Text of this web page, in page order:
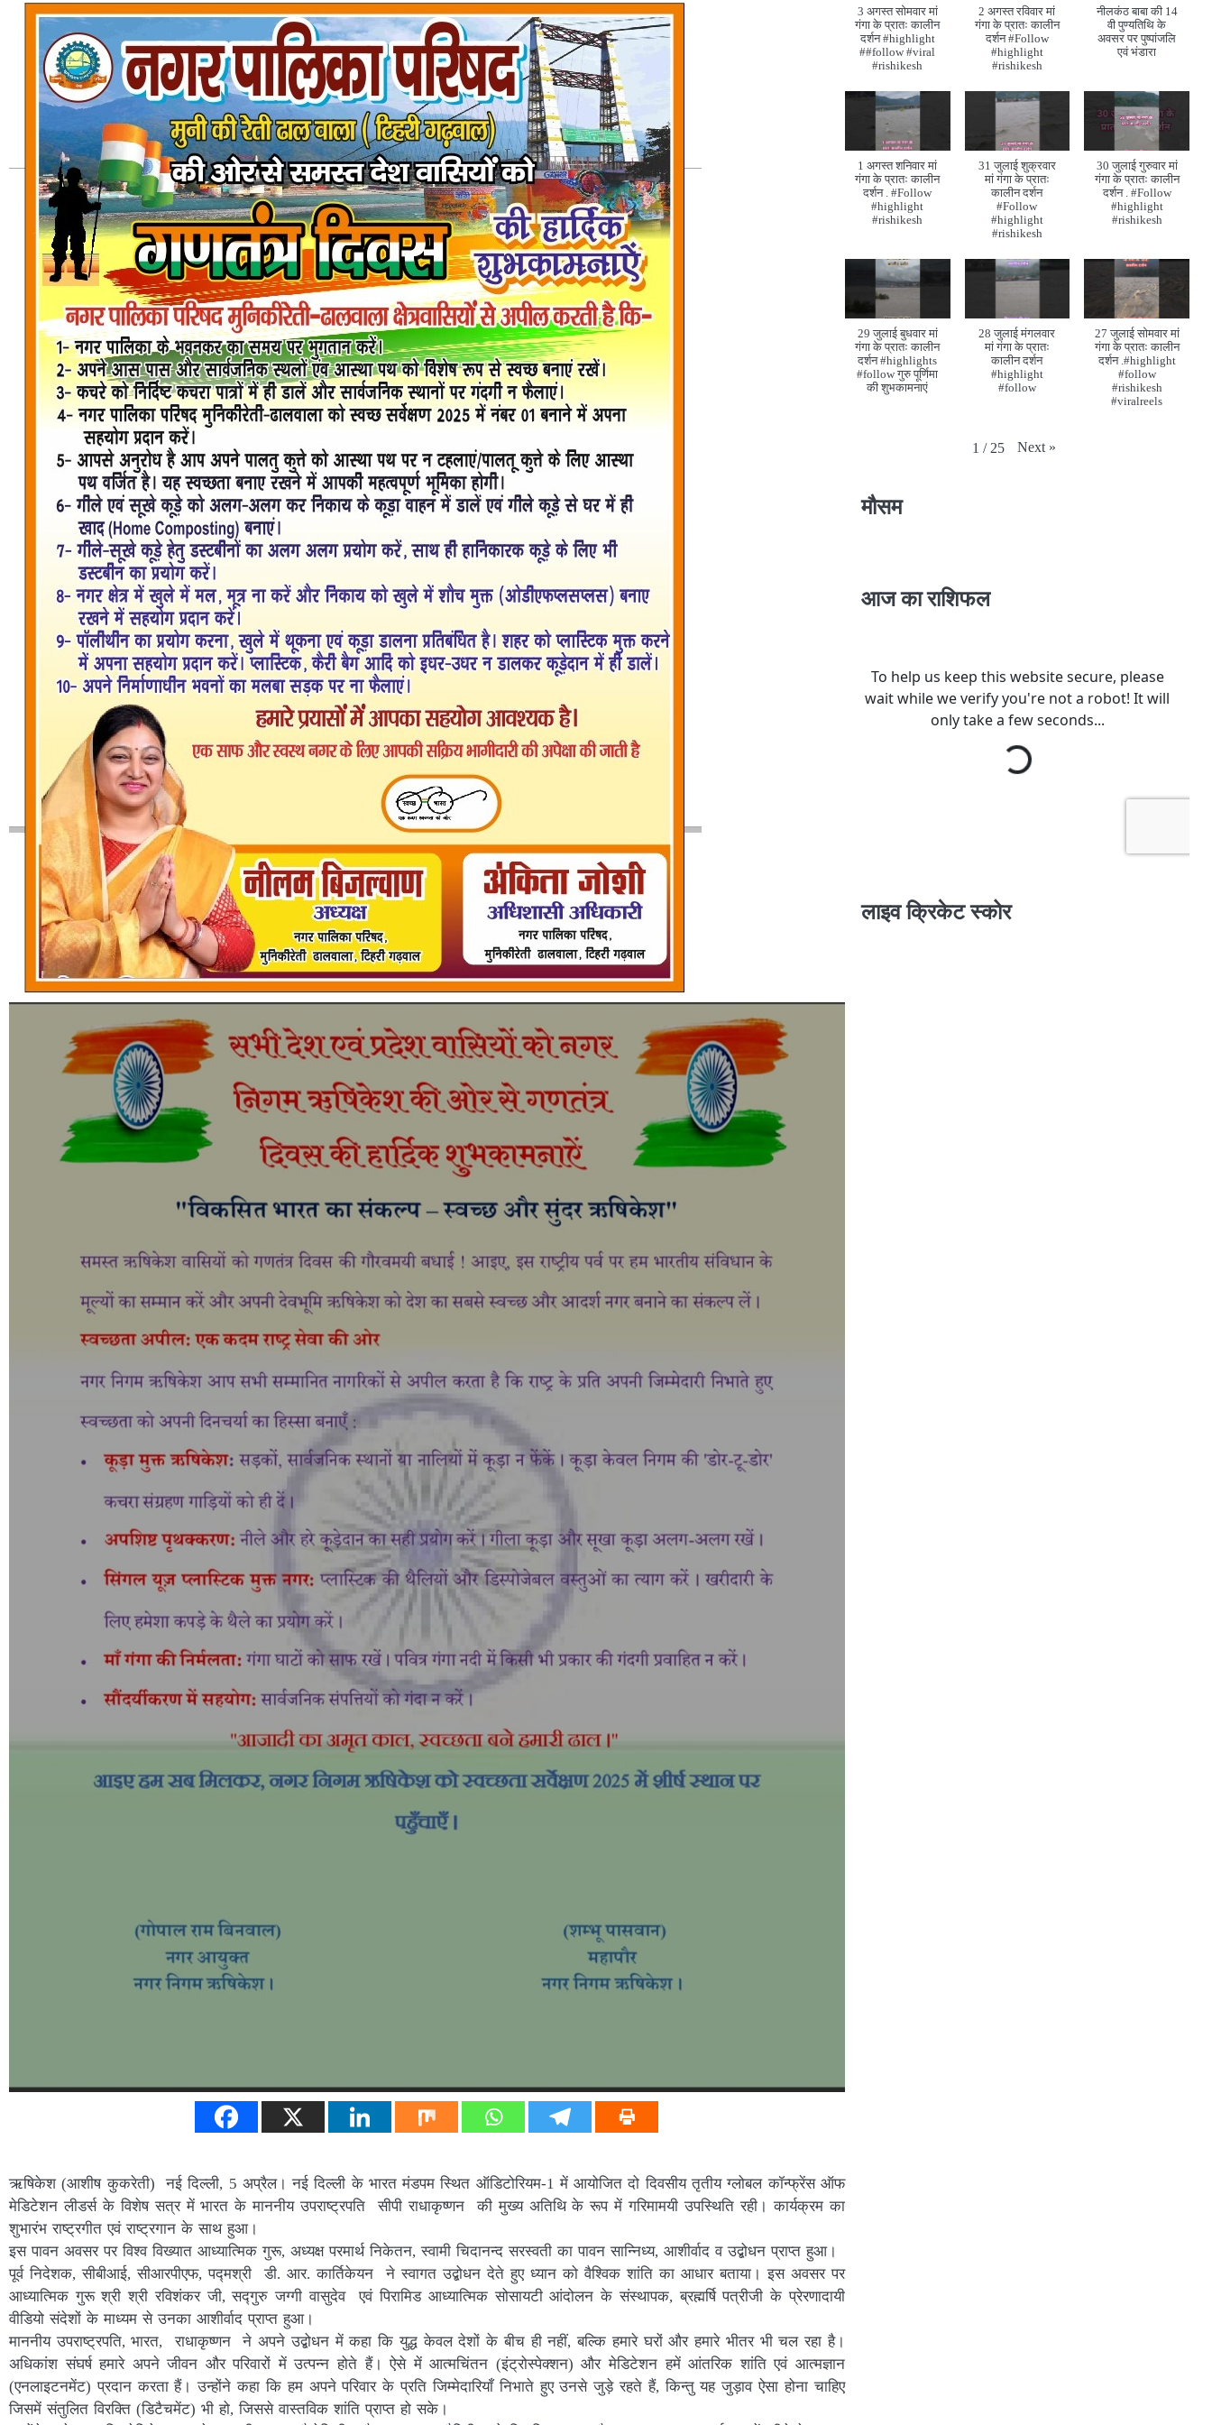
ऋषिकेश (आशीष कुकरेती) नई दिल्ली, 5 अप्रैल। नई दिल्ली के भारत मंडपम स्थित ऑडिटोरियम-1 में आयोजित दो दिवसीय तृतीय ग्लोबल कॉन्फ्रेंस ऑफ
मेडिटेशन लीडर्स के विशेष सत्र में भारत के माननीय उपराष्ट्रपति सीपी राधाकृष्णन की मुख्य अतिथि के रूप में गरिमामयी उपस्थिति रही। कार्यक्रम का
शुभारंभ राष्ट्रगीत एवं राष्ट्रगान के साथ हुआ।
इस पावन अवसर पर विश्व विख्यात आध्यात्मिक गुरू, अध्यक्ष परमार्थ निकेतन, स्वामी चिदानन्द सरस्वती का पावन सान्निध्य, आशीर्वाद व उद्बोधन प्राप्त हुआ।
पूर्व निदेशक, सीबीआई, सीआरपीएफ, पद्मश्री डी. आर. कार्तिकेयन ने स्वागत उद्बोधन देते हुए ध्यान को वैश्विक शांति का आधार बताया। इस अवसर पर
आध्यात्मिक गुरू श्री श्री रविशंकर जी, सद्गुरु जग्गी वासुदेव एवं पिरामिड आध्यात्मिक सोसायटी आंदोलन के संस्थापक, ब्रह्मर्षि पत्रीजी के प्रेरणादायी
वीडियो संदेशों के माध्यम से उनका आशीर्वाद प्राप्त हुआ।
माननीय उपराष्ट्रपति, भारत, राधाकृष्णन ने अपने उद्बोधन में कहा कि युद्ध केवल देशों के बीच ही नहीं, बल्कि हमारे घरों और हमारे भीतर भी चल रहा है।
अधिकांश संघर्ष हमारे अपने जीवन और परिवारों में उत्पन्न होते हैं। ऐसे में आत्मचिंतन (इंट्रोस्पेक्शन) और मेडिटेशन हमें आंतरिक शांति एवं आत्मज्ञान
(एनलाइटनमेंट) प्रदान करता हैं। उन्होंने कहा कि हम अपने परिवार के प्रति जिम्मेदारियाँ निभाते हुए उनसे जुड़े रहते हैं, किन्तु यह जुड़ाव ऐसा होना चाहिए
जिसमें संतुलित विरक्ति (डिटैचमेंट) भी हो, जिससे वास्तविक शांति प्राप्त हो सके।
3 अगस्त सोमवार मां
गंगा के प्रातः कालीन
दर्शन #highlight
##follow #viral
#rishikesh
2 अगस्त रविवार मां
गंगा के प्रातः कालीन
दर्शन #Follow
#highlight
#rishikesh
नीलकंठ बाबा की 14
वी पुण्यतिथि के
अवसर पर पुष्पांजलि
एवं भंडारा
1 अगस्त शनिवार मां
गंगा के प्रातः कालीन
दर्शन . #Follow
#highlight
#rishikesh
31 जुलाई शुक्रवार
मां गंगा के प्रातः
कालीन दर्शन
#Follow
#highlight
#rishikesh
30 जुलाई गुरुवार मां
गंगा के प्रातः कालीन
दर्शन . #Follow
#highlight
#rishikesh
29 जुलाई बुधवार मां
गंगा के प्रातः कालीन
दर्शन #highlights
#follow गुरु पूर्णिमा
की शुभकामनाएं
28 जुलाई मंगलवार
मां गंगा के प्रातः
कालीन दर्शन
#highlight
#follow
27 जुलाई सोमवार मां
गंगा के प्रातः कालीन
दर्शन .#highlight
#follow
#rishikesh
#viralreels
1 / 25 Next »
मौसम
आज का राशिफल
लाइव क्रिकेट स्कोर